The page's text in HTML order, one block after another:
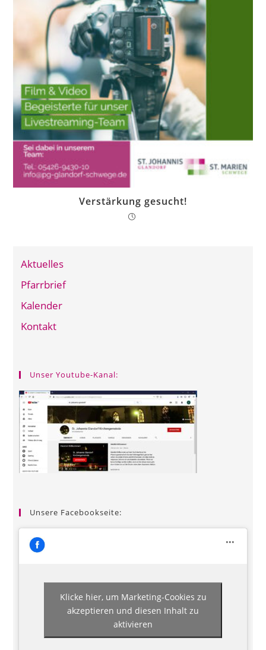
Verstärkung gesucht!
Aktuelles
Pfarrbrief
Kalender
Kontakt
Unser Youtube-Kanal:
Unsere Facebookseite:
Klicke hier, um Marketing-Cookies zu
akzeptieren und diesen Inhalt zu
aktivieren